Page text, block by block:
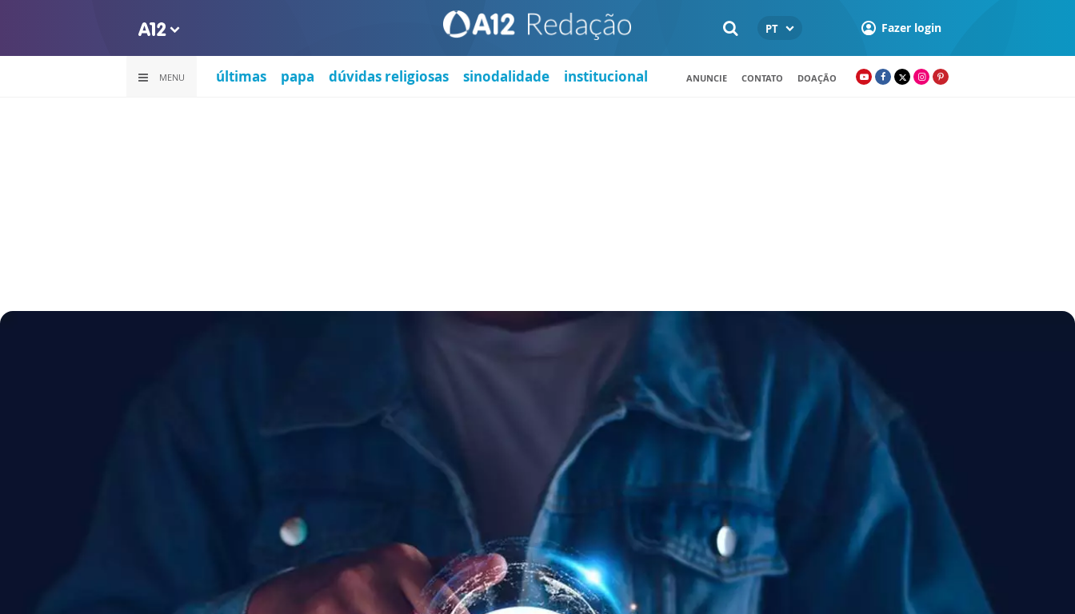
PT Fazer login
MENU últimas papa dúvidas religiosas sinodalidade institucional ANUNCIE CONTATO DOAÇÃO